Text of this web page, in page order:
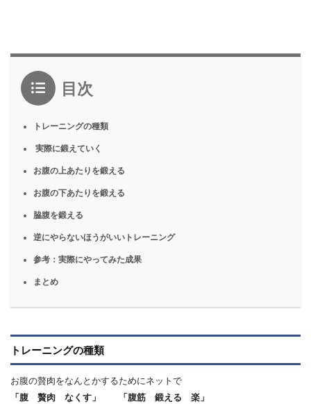
目次
トレーニングの種類
実際に鍛えていく
お腹の上あたりを鍛える
お腹の下あたりを鍛える
脇腹を鍛える
逆にやらないほうがいいトレーニング
参考：実際にやってみた成果
まとめ
トレーニングの種類
お腹の贅肉をなんとかするためにネットで
「腹 贅肉 なくす」 「腹筋 鍛える 楽」